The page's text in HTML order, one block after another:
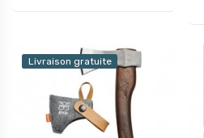
Livraison gratuite